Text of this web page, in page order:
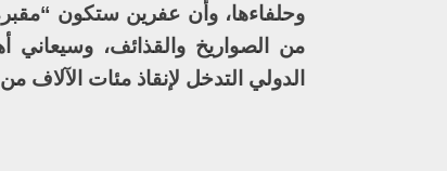
وحلفاءها، وأن عفرين ستكون
من الصواريخ والقذائف، وسيعاني
الدولي التدخل لإنقاذ مئات الآلاف